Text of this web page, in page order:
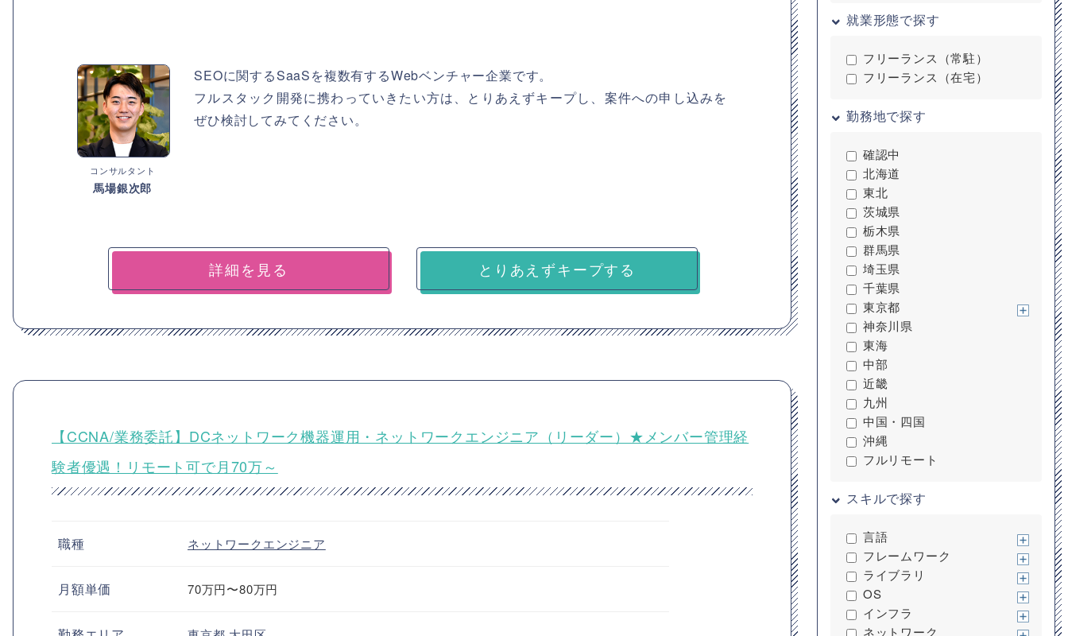
コンサルタント
馬場銀次郎
SEOに関するSaaSを複数有するWebベンチャー企業です。
フルスタック開発に携わっていきたい方は、とりあえずキープし、案件への申し込みを
ぜひ検討してみてください。
詳細を見る とりあえずキープする
【CCNA/業務委託】DCネットワーク機器運用・ネットワークエンジニア（リーダー）★メンバー管理経
験者優遇！リモート可で月70万～
職種 ネットワークエンジニア
月額単価 70万円〜80万円
就業形態で探す
フリーランス（常駐）
フリーランス（在宅）
勤務地で探す
確認中
北海道
東北
茨城県
栃木県
群馬県
埼玉県
千葉県
東京都
神奈川県
東海
中部
近畿
九州
中国・四国
沖縄
フルリモート
スキルで探す
言語
フレームワーク
ライブラリ
OS
インフラ
ネットワーク